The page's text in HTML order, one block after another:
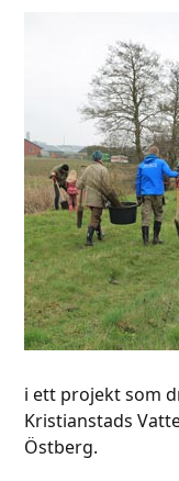
i ett projekt som
Kristianstads
Östberg.